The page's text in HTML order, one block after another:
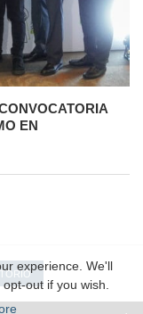
EN
experience. We'll
out if you wish.